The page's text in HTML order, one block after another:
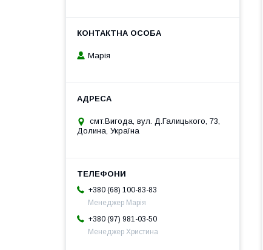
Марія
смт.Вигода, вул. Д.Галицького, 73,
Долина, Україна
+380 (68) 100-83-83
Менеджер Марія
+380 (97) 981-03-50
Менеджер Христина